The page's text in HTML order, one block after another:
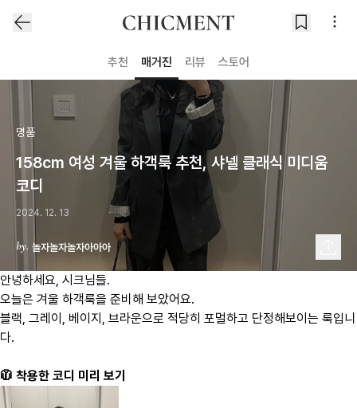
추천 매거진 리뷰 스토어
명품
158cm 여성 겨울 하객룩 추천, 샤넬 클래식 미디움
코디
2024. 12. 13
놀자놀자놀자아아아
안녕하세요, 시크님들.
오늘은 겨울 하객룩을 준비해 보았어요.
블랙, 그레이, 베이지, 브라운으로 적당히 포멀하고 단정해보이는 룩입니
다.
🧥 착용한 코디 미리 보기